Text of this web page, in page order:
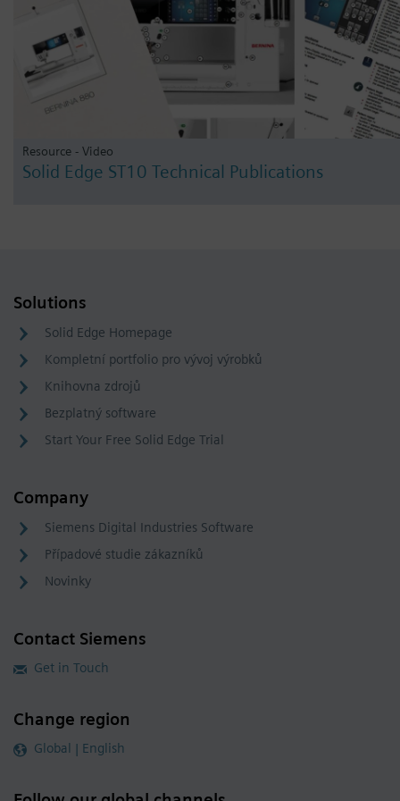
Resource - Video
Solid Edge ST10 Technical Publications
Solutions
Solid Edge Homepage
Kompletní portfolio pro vývoj výrobků
Knihovna zdrojů
Bezplatný software
Start Your Free Solid Edge Trial
Company
Siemens Digital Industries Software
Případové studie zákazníků
Novinky
Contact Siemens
Get in Touch
Change region
Global | English